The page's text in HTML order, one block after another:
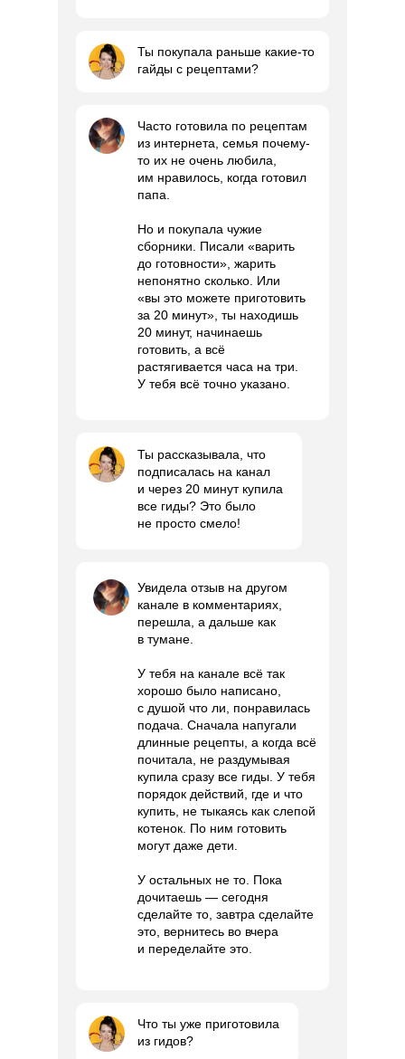
Ты покупала раньше какие-то
гайды с рецептами?
Часто готовила по рецептам
из интернета, семья почему-
то их не очень любила,
им нравилось, когда готовил
папа.
Но и покупала чужие
сборники. Писали «варить
до готовности», жарить
непонятно сколько. Или
«вы это можете приготовить
за 20 минут», ты находишь
20 минут, начинаешь
готовить, а всё
растягивается часа на три.
У тебя всё точно указано.
Ты рассказывала, что
подписалась на канал
и через 20 минут купила
все гиды? Это было
не просто смело!
Увидела отзыв на другом
канале в комментариях,
перешла, а дальше как
в тумане.
У тебя на канале всё так
хорошо было написано,
с душой что ли, понравилась
подача. Сначала напугали
длинные рецепты, а когда всё
почитала, не раздумывая
купила сразу все гиды. У тебя
порядок действий, где и что
купить, не тыкаясь как слепой
котенок. По ним готовить
могут даже дети.
У остальных не то. Пока
дочитаешь — сегодня
сделайте то, завтра сделайте
это, вернитесь во вчера
и переделайте это.
Что ты уже приготовила
из гидов?